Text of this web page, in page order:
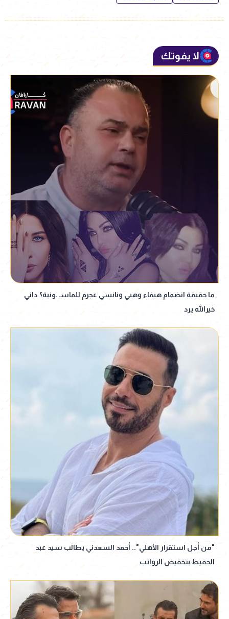
لا يفوتك
ما حقيقة انضمام هيفاء وهبي ونانسي عجرم للماسـ ـونية؟ داني
خيرالله يرد
"من أجل استقرار الأهلي".. أحمد السعدني يطالب سيد عبد
الحفيظ بتخفيض الرواتب